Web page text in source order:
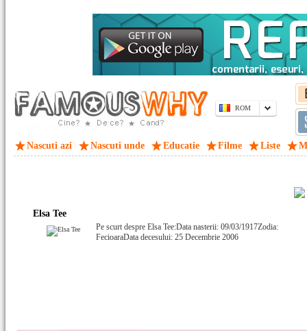
ROM
Nascuti azi Nascuti unde Educatie Filme Liste
Elsa Tee
Pe scurt despre Elsa Tee:Data nasterii: 09/03/1917Zodia:
FecioaraData decesului: 25 Decembrie 2006